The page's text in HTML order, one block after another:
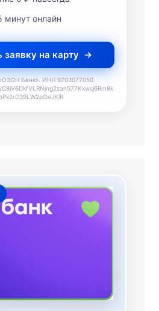
минут онлайн
на карту
Банк». ИНН 9703077050.